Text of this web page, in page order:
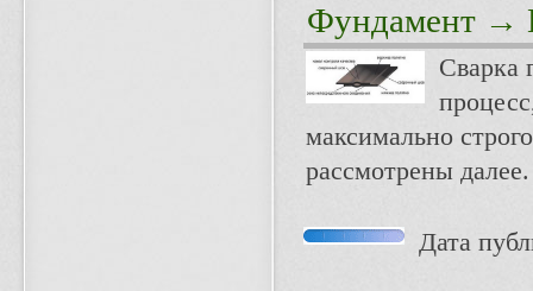
Фундамент →
Сварка
максимально
рассмотрены далее.
Дата